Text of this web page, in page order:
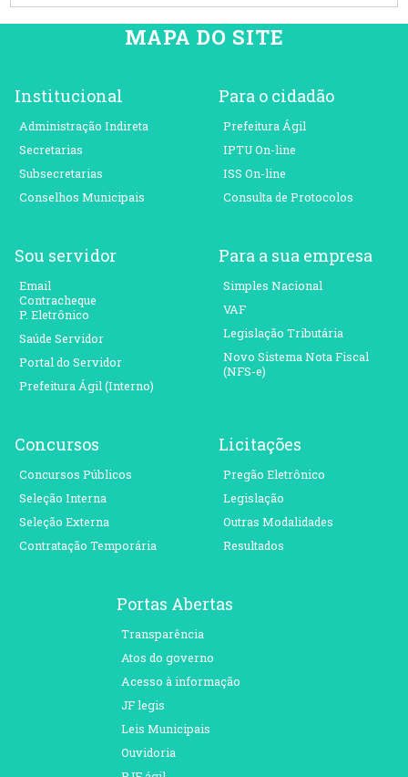
MAPA DO SITE
Institucional
Administração Indireta
Secretarias
Subsecretarias
Conselhos Municipais
Para o cidadão
Prefeitura Ágil
IPTU On-line
ISS On-line
Consulta de Protocolos
Sou servidor
Email
Contracheque
P. Eletrônico
Saúde Servidor
Portal do Servidor
Prefeitura Ágil (Interno)
Para a sua empresa
Simples Nacional
VAF
Legislação Tributária
Novo Sistema Nota Fiscal
(NFS-e)
Concursos
Concursos Públicos
Seleção Interna
Seleção Externa
Contratação Temporária
Licitações
Pregão Eletrônico
Legislação
Outras Modalidades
Resultados
Portas Abertas
Transparência
Atos do governo
Acesso à informação
JF legis
Leis Municipais
Ouvidoria